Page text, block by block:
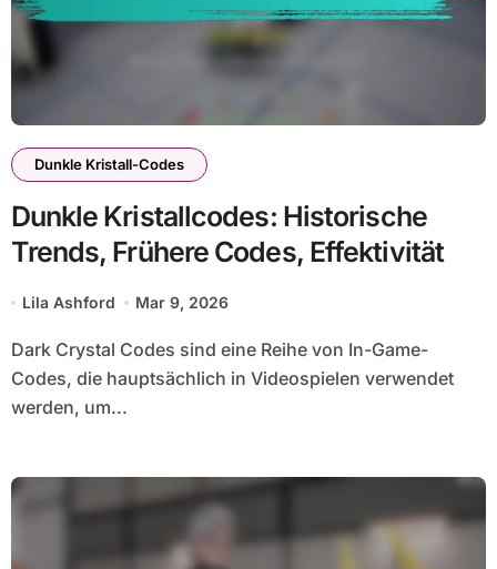
Dunkle Kristall-Codes
Dunkle Kristallcodes: Historische
Trends, Frühere Codes, Effektivität
Lila Ashford Mar 9, 2026
Dark Crystal Codes sind eine Reihe von In-Game-
Codes, die hauptsächlich in Videospielen verwendet
werden, um...